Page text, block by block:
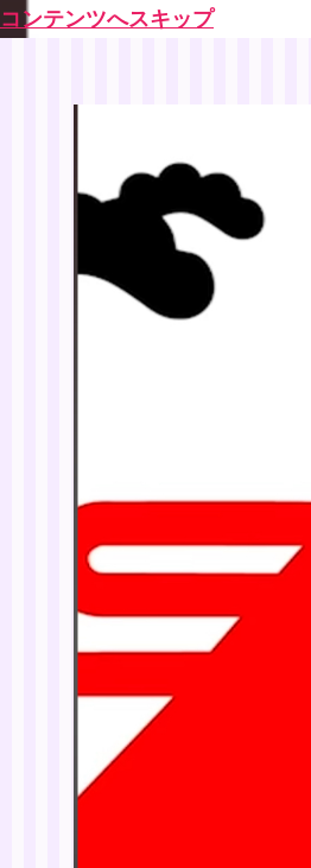
コンテンツへスキップ